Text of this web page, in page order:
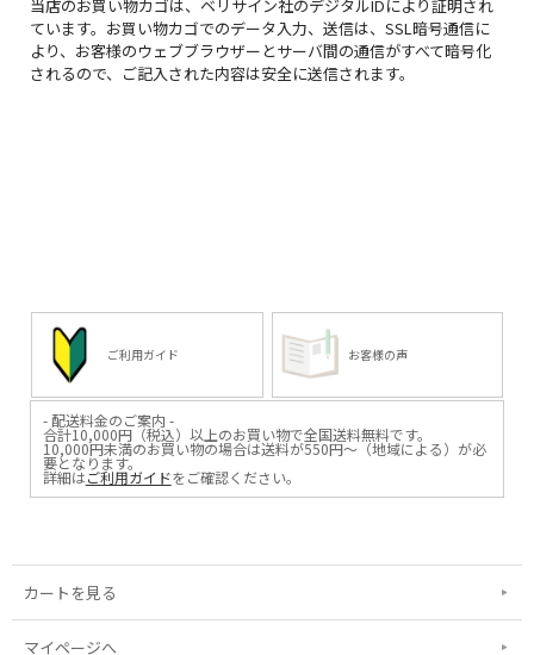
当店のお買い物カゴは、ベリサイン社のデジタルIDにより証明され
ています。お買い物カゴでのデータ入力、送信は、SSL暗号通信に
より、お客様のウェブブラウザーとサーバ間の通信がすべて暗号化
されるので、ご記入された内容は安全に送信されます。
ご利用ガイド お客様の声
- 配送料金のご案内 -
合計10,000円（税込）以上のお買い物で全国送料無料です。
10,000円未満のお買い物の場合は送料が550円～（地域による）が必
要となります。
詳細はご利用ガイドをご確認ください。
カートを見る
マイページへ